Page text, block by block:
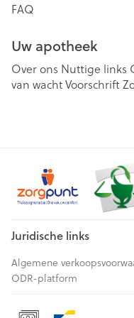
FAQ
Uw apotheek
Over ons Nuttige links
van wachtVoorschrift
Juridische links
Algemene
ODR-platform